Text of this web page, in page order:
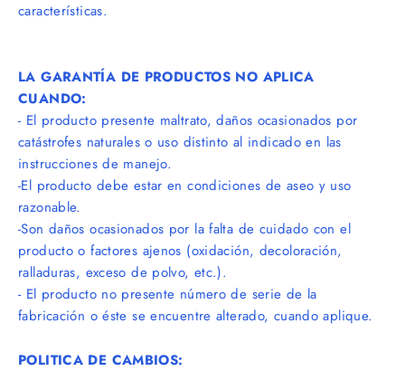
características.
LA GARANTÍA DE PRODUCTOS NO APLICA
CUANDO:
- El producto presente maltrato, daños ocasionados por
catástrofes naturales o uso distinto al indicado en las
instrucciones de manejo.
-El producto debe estar en condiciones de aseo y uso
razonable.
-Son daños ocasionados por la falta de cuidado con el
producto o factores ajenos (oxidación, decoloración,
ralladuras, exceso de polvo, etc.).
- El producto no presente número de serie de la
fabricación oéste se encuentre alterado, cuando aplique.
POLITICA DE CAMBIOS: